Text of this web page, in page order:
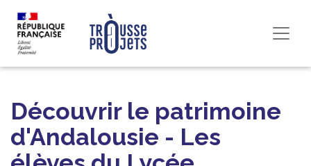
Découvrir le patrimoine
d'Andalousie - Les